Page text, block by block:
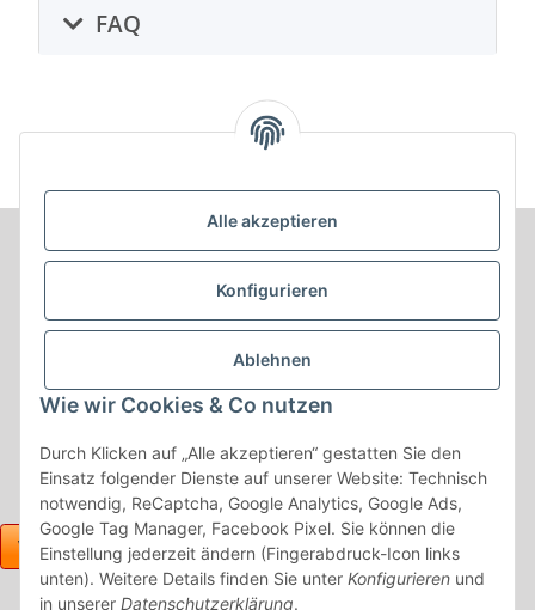
Alle akzeptieren
Konfigurieren
Ablehnen
Wie wir Cookies & Co nutzen
Durch Klicken auf „Alle akzeptieren“ gestatten Sie den
Einsatz folgender Dienste auf unserer Website: Technisch
notwendig, ReCaptcha, Google Analytics, Google Ads,
Google Tag Manager, Facebook Pixel. Sie können die
Einstellung jederzeit ändern (Fingerabdruck-Icon links
unten). Weitere Details finden Sie unter Konfigurieren und
in unserer Datenschutzerklärung.
FAQ
Informationen
Produkt Informationen
Shop Informationen
Gesetzliche Informationen